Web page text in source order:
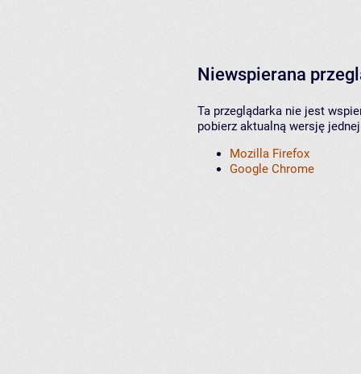
Niewspierana
Ta przeglądarka nie jest
pobierz aktualną wersję
Mozilla Firefox
Google Chrome